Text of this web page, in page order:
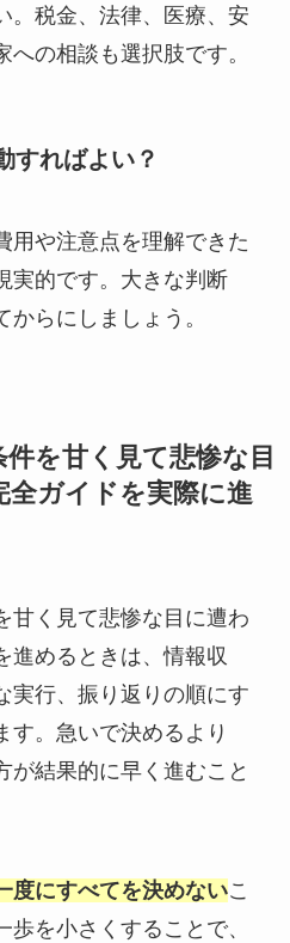
。税金、法律、医療、安
の相談も選択肢です。
すればよい？
用や注意点を理解できた
実的です。大きな判断
らにしましょう。
を甘く見て悲惨な目
全ガイドを実際に進
甘く見て悲惨な目に遭わ
進めるときは、情報収
実行、振り返りの順にす
す。急いで決めるより
が結果的に早く進むこと
度にすべてを決めないこ
を小さくすることで、